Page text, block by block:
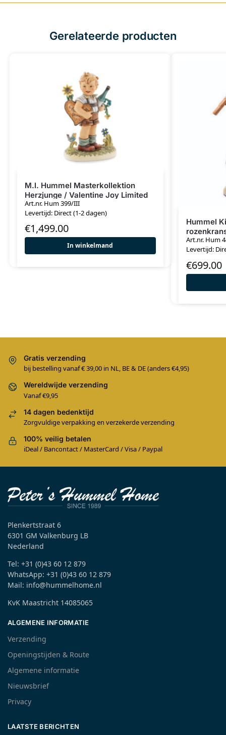
Gerelateerde producten
M.I. Hummel Masterkollektion
Herzjunge / Valentine Joy Limited
Edition
Art.nr. Hum 399/III
Levertijd: Direct (1-2 dagen)
€1,499.00
In winkelmand
Hummel
Art.nr. Hum
Levertijd:
€699.00
Gratis verzending
bij bestelling vanaf € 39,00 in NL, BE & DE (anders €4,95)
Wereldwijde verzending
Vanaf €9,95
14 dagen bedenktijd
Zorgvuldige verpakking en verzekerde verzending
100% veilig betalen
iDeal / Bancontact / MasterCard / Visa / Paypal
Plenkertstraat 6
6301 GM Valkenburg LB
Nederland
Tel: +31 (0)43 60 12 879
WhatsApp: +31 (0)43 60 12 879
Mail: info@hummelhome.nl
KvK Maastricht 14085065
ALGEMENE INFORMATIE
Verzending
Openingstijden & Route
Algemene informatie
Nieuwsbrief
Privacy
LAATSTE BERICHTEN